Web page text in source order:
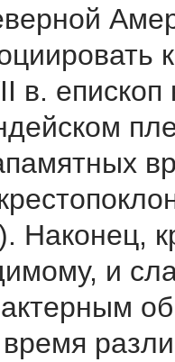
в. епископ
Наконец,
и